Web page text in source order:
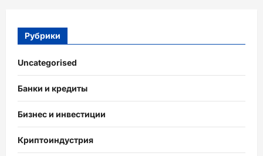
Рубрики
Uncategorised
Банки и кредиты
Бизнес и инвестиции
Криптоиндустрия